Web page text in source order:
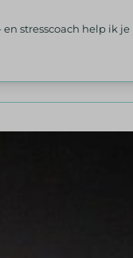
stresscoach help ik